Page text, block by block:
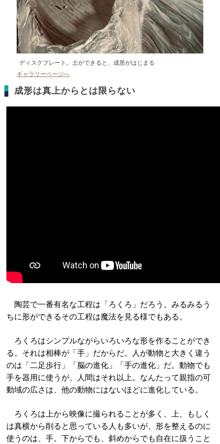
ディスクプレート。土ができると、成形がはじまる
ギャラリーページへ
成形は真上からとは限らない
陶芸で一番有名な工程は「ろくろ」だろう。みるみるう
ちに形ができるその工程は魔法を見る様でもある。
ろくろはシンプルながらいろいろな形を作ることができ
る。それは相棒が「手」だからだ。人が動物と大きく違う
のは「二足歩行」「脳の進化」「手の進化」だ。動物でも
手を器用に使うが、人間はそれ以上。なんたって親指の可
動域の広さは、他の動物にはないほどに進化している。
ろくろは上から映像に撮られることが多く、上、もしく
は真横から削ると思っている人も多いが、形を整えるのに
使うのは、手。下からでも、斜めからでも自在に扱うこと